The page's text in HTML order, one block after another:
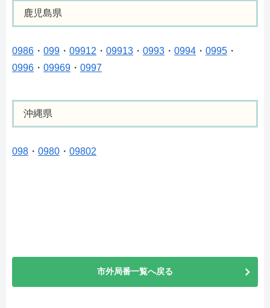
鹿児島県
0986 ・ 099 ・ 09912 ・ 09913 ・ 0993 ・ 0994 ・ 0995 ・
0996 ・ 09969 ・ 0997
沖縄県
098 ・ 0980 ・ 09802
市外局番一覧へ戻る